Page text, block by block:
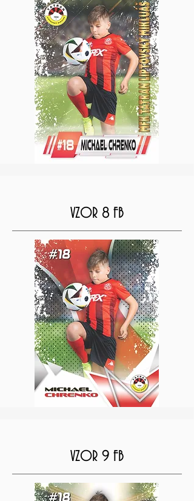
VZOR 8 FB
VZOR 9 FB